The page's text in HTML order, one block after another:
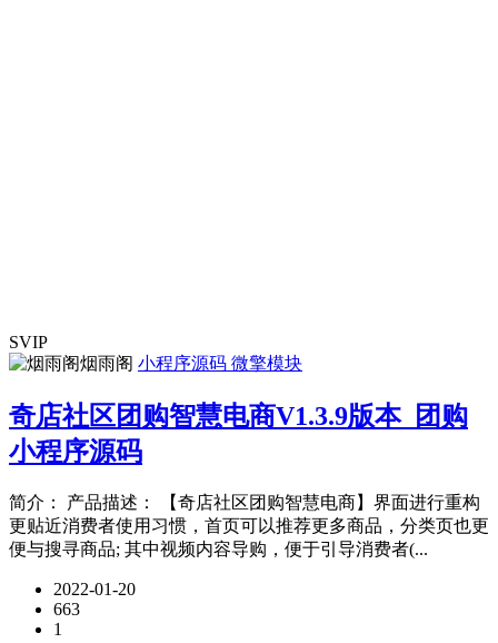
SVIP
烟雨阁 小程序源码 微擎模块
奇店社区团购智慧电商V1.3.9版本_团购
小程序源码
简介： 产品描述： 【奇店社区团购智慧电商】界面进行重构
更贴近消费者使用习惯，首页可以推荐更多商品，分类页也更
便与搜寻商品; 其中视频内容导购，便于引导消费者(...
2022-01-20
663
1